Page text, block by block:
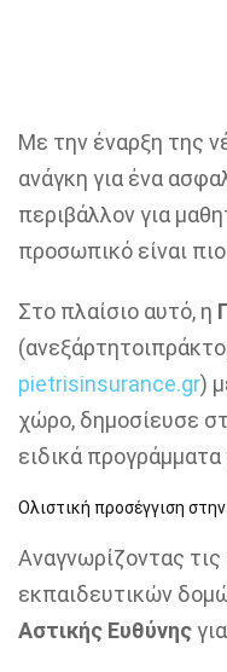
Με την έναρξη της
ανάγκη για ένα
περιβάλλον για
προσωπικό είναι
Στο πλαίσιο αυτό, η
(ανεξάρτητοι
pietrisinsurance.gr)
χώρο, δημοσίευσε
ειδικά
Ολιστική προσέγγιση
Αναγνωρίζοντας τις
εκπαιδευτικών
Αστικής Ευθύνης